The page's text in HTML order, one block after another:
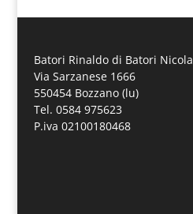
Batori Rinaldo di Batori Nicola
Via Sarzanese 1666
550454 Bozzano (lu)
Tel. 0584 975623
P.iva 02100180468